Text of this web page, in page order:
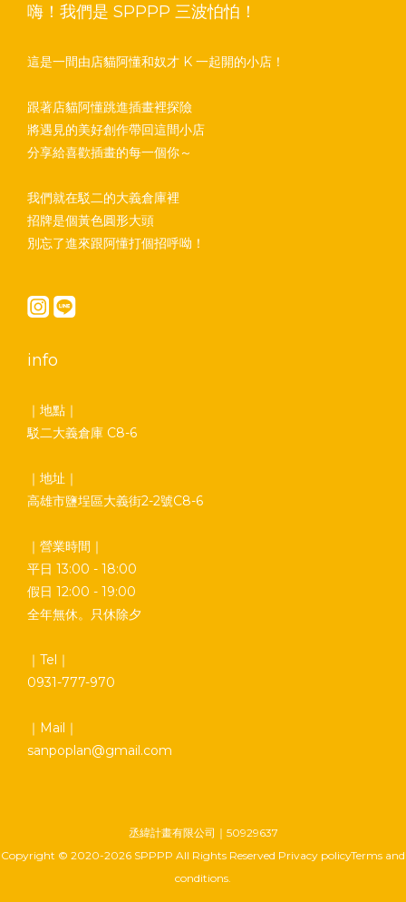
嗨！我們是 SPPPP 三波怕怕！
這是一間由店貓阿懂和奴才 K 一起開的小店！
跟著店貓阿懂跳進插畫裡探險
將遇見的美好創作帶回這間小店
分享給喜歡插畫的每一個你～
我們就在駁二的大義倉庫裡
招牌是個黃色圓形大頭
別忘了進來跟阿懂打個招呼呦！
info
｜地點｜
駁二大義倉庫 C8-6
｜地址｜
高雄市鹽埕區大義街2-2號C8-6
｜營業時間｜
平日 13:00 - 18:00
假日 12:00 - 19:00
全年無休。只休除夕
｜Tel｜
0931-777-970
｜Mail｜
sanpoplan@gmail.com
丞緯計畫有限公司｜50929637
Copyright © 2020-2026 SPPPP All Rights Reserved Privacy policyTerms and
conditions.